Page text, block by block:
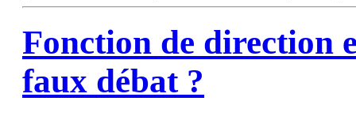
Fonction de direction
faux débat ?